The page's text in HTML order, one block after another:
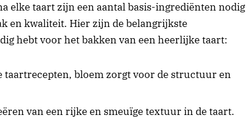
elke taart zijn een aantal basis-ingrediënten nodig
en kwaliteit. Hier zijn de belangrijkste
hebt voor het bakken van een heerlijke taart:
taartrecepten, bloem zorgt voor de structuur en
van een rijke en smeuïge textuur in de taart.